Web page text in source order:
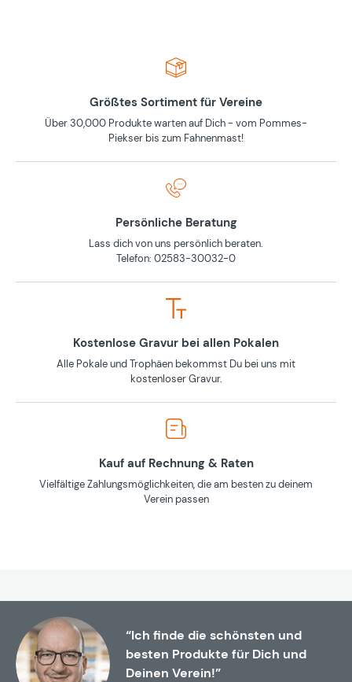
Größtes Sortiment für Vereine
Über 30,000 Produkte warten auf Dich - vom Pommes-
Piekser bis zum Fahnenmast!
Persönliche Beratung
Lass dich von uns persönlich beraten.
Telefon: 02583-30032-0
Kostenlose Gravur bei allen Pokalen
Alle Pokale und Trophäen bekommst Du bei uns mit
kostenloser Gravur.
Kauf auf Rechnung & Raten
Vielfältige Zahlungsmöglichkeiten, die am besten zu deinem
Verein passen
“Ich finde die schönsten und
besten Produkte für Dich und
Deinen Verein!”